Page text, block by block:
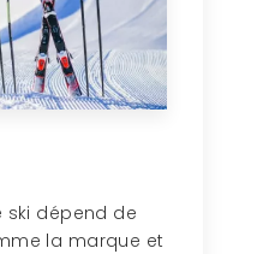
ski dépend de
la marque et